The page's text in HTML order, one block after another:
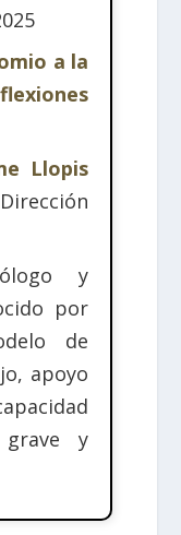
a la
Llopis
y
por
de
apoyo
y